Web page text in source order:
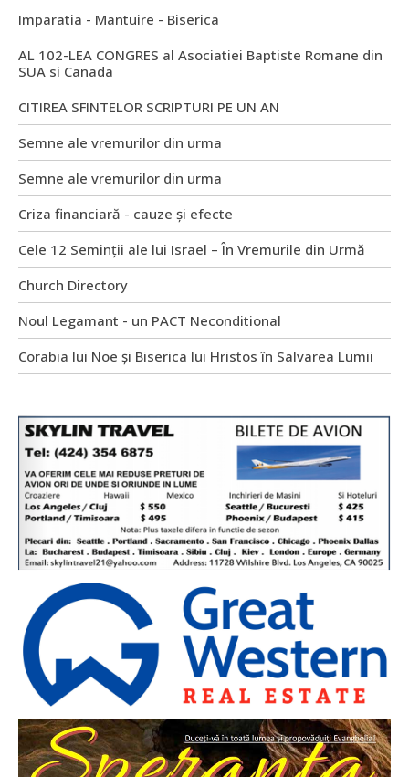
Imparatia - Mantuire - Biserica
AL 102-LEA CONGRES al Asociatiei Baptiste Romane din
SUA si Canada
CITIREA SFINTELOR SCRIPTURI PE UN AN
Semne ale vremurilor din urma
Semne ale vremurilor din urma
Criza financiară - cauze și efecte
Cele 12 Seminții ale lui Israel – În Vremurile din Urmă
Church Directory
Noul Legamant - un PACT Neconditional
Corabia lui Noe și Biserica lui Hristos în Salvarea Lumii